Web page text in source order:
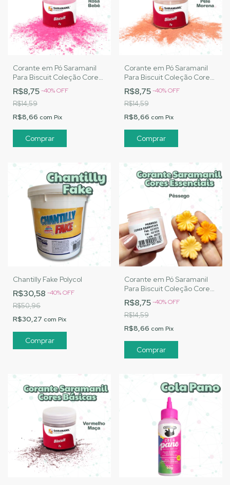
Corante em Pó Saramanil
Para Biscuit Coleção Cores
Básicas - Rosa Bebê
R$8,75-40%OFF
R$14,59
R$8,66 com Pix
Corante em Pó Saramanil
Para Biscuit Coleção Cores
Básicas - Pele Morena
R$8,75-40%OFF
R$14,59
R$8,66 com Pix
Chantilly Fake Polycol
R$30,58 -40%OFF
R$50,96
R$30,27 com Pix
Corante em Pó Saramanil
Para Biscuit Coleção Cores
Essenciais - Pessêgo
R$8,75-40%OFF
R$14,59
R$8,66 com Pix